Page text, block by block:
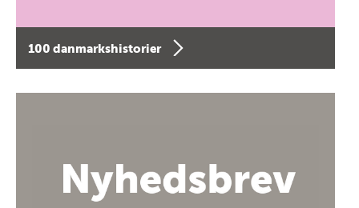
100 danmarkshistorier